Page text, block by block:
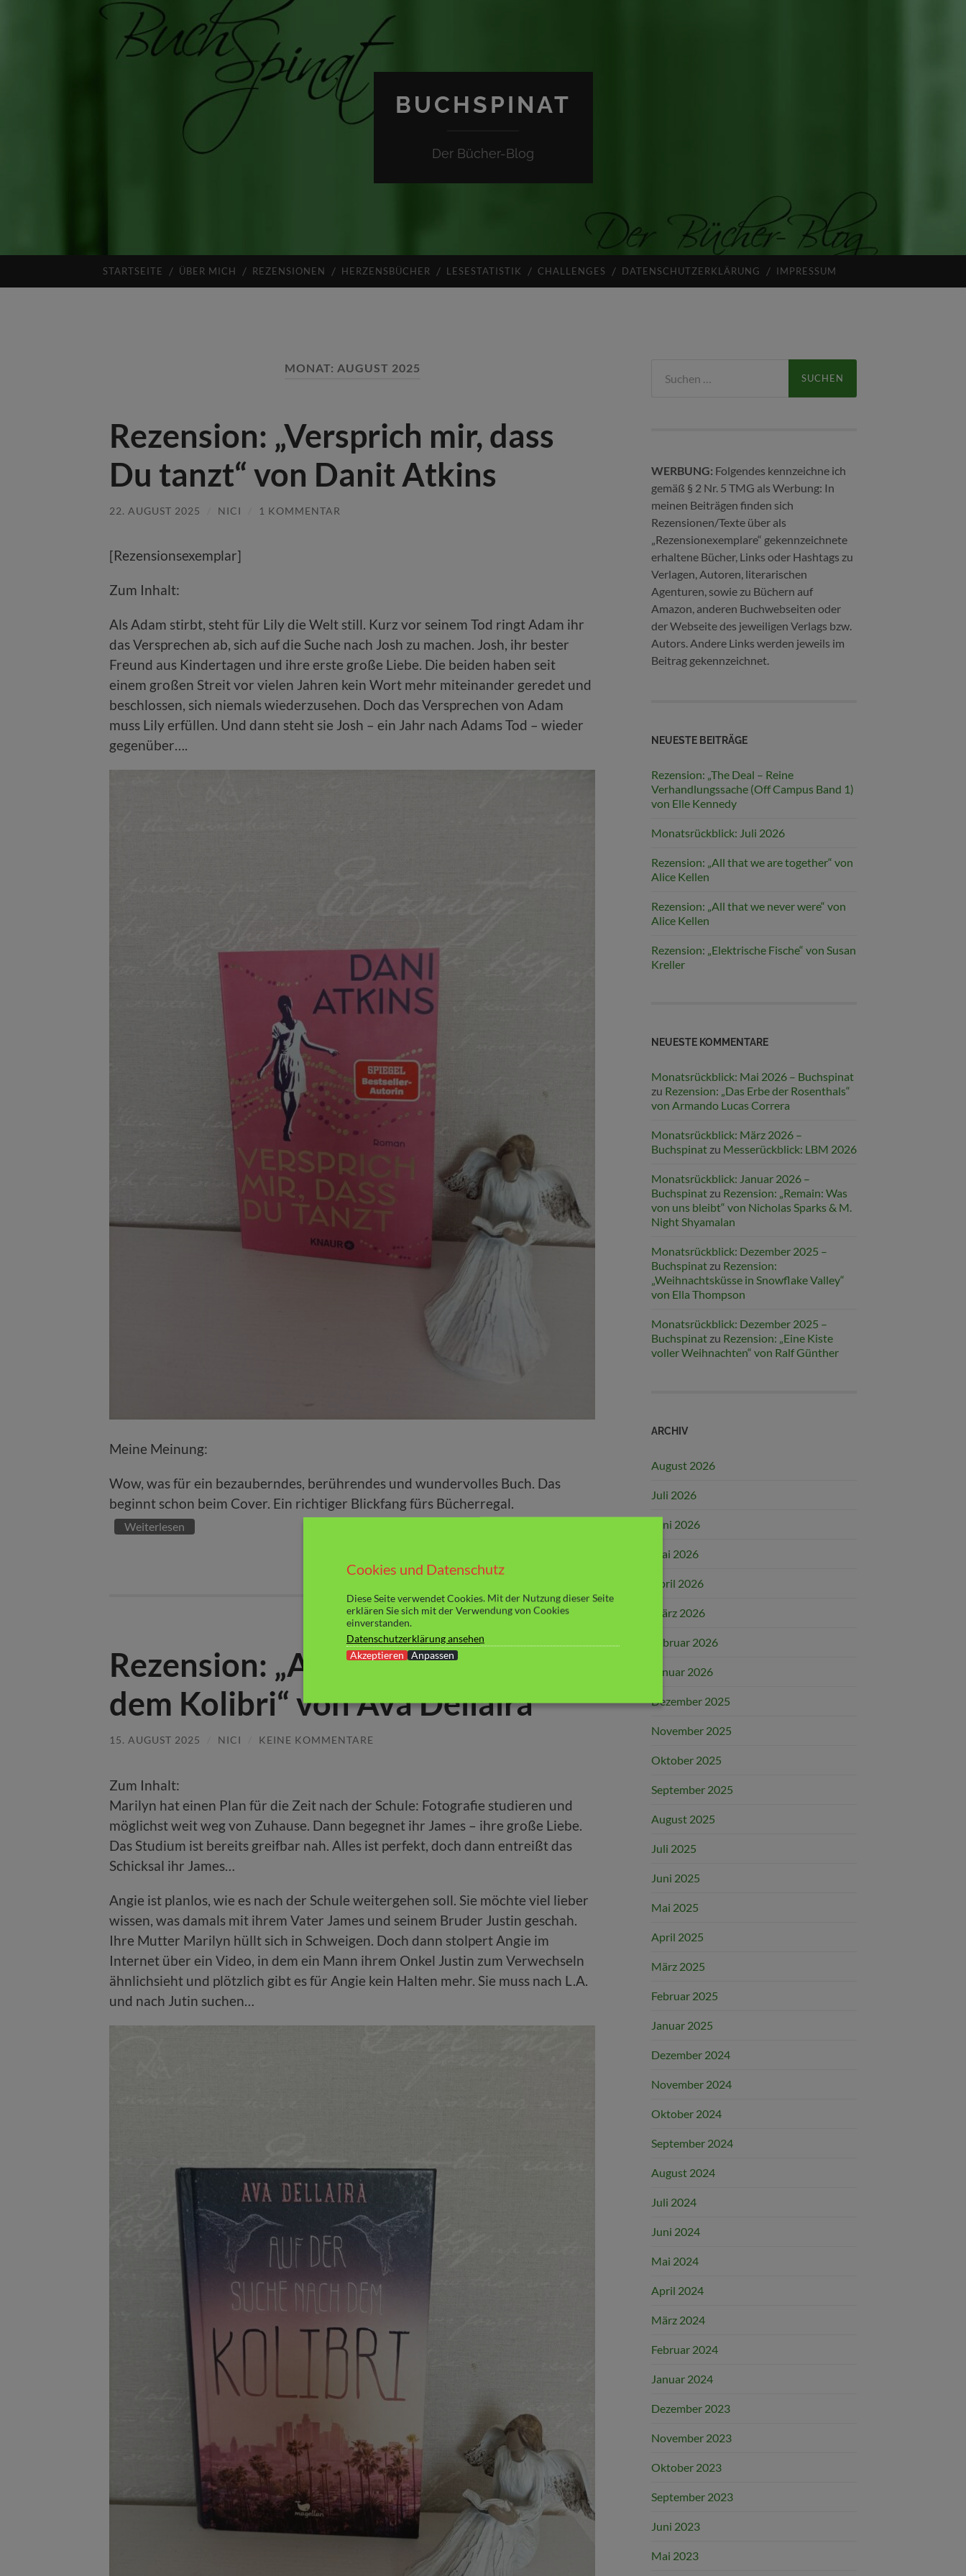
BUCHSPINAT
Der Bücher-Blog
STARTSEITE ÜBER MICH REZENSIONEN HERZENSBÜCHER LESESTATISTIK CHALLENGES DATENSCHUTZERKLÄRUNG IMPRESSUM
MONAT: AUGUST 2025
Rezension: „Versprich mir, dass
Du tanzt“ von Danit Atkins
22. AUGUST 2025 NICI 1 KOMMENTAR
[Rezensionsexemplar]
Zum Inhalt:
Als Adam stirbt, steht für Lily die Welt still. Kurz vor seinem Tod ringt Adam ihr
das Versprechen ab, sich auf die Suche nach Josh zu machen. Josh, ihr bester
Freund aus Kindertagen und ihre erste große Liebe. Die beiden haben seit
einem großen Streit vor vielen Jahren kein Wort mehr miteinander geredet und
beschlossen, sich niemals wiederzusehen. Doch das Versprechen von Adam
muss Lily erfüllen. Und dann steht sie Josh – ein Jahr nach Adams Tod – wieder
gegenüber….
Meine Meinung:
Wow, was für ein bezauberndes, berührendes und wundervolles Buch. Das
beginnt schon beim Cover. Ein richtiger Blickfang fürs Bücherregal.
Weiterlesen
Rezension: „Auf der Suche nach
dem Kolibri“ von Ava Dellaira
15. AUGUST 2025 NICI KEINE KOMMENTARE
Zum Inhalt:
Marilyn hat einen Plan für die Zeit nach der Schule: Fotografie studieren und
möglichst weit weg von Zuhause. Dann begegnet ihr James – ihre große Liebe.
Das Studium ist bereits greifbar nah. Alles ist perfekt, doch dann entreißt das
Schicksal ihr James…
Angie ist planlos, wie es nach der Schule weitergehen soll. Sie möchte viel lieber
wissen, was damals mit ihrem Vater James und seinem Bruder Justin geschah.
Ihre Mutter Marilyn hüllt sich in Schweigen. Doch dann stolpert Angie im
Internet über ein Video, in dem ein Mann ihrem Onkel Justin zum Verwechseln
ähnlichsieht und plötzlich gibt es für Angie kein Halten mehr. Sie muss nach L.A.
und nach Jutin suchen…
nach:
WERBUNG: Folgendes kennzeichne ich
gemäß § 2 Nr. 5 TMG als Werbung: In
meinen Beiträgen finden sich
Rezensionen/Texte über als
„Rezensionexemplare“ gekennzeichnete
erhaltene Bücher, Links oder Hashtags zu
Verlagen, Autoren, literarischen
Agenturen, sowie zu Büchern auf
Amazon, anderen Buchwebseiten oder
der Webseite des jeweiligen Verlags bzw.
Autors. Andere Links werden jeweils im
Beitrag gekennzeichnet.
NEUESTE BEITRÄGE
Rezension: „The Deal – Reine
Verhandlungssache (Off Campus Band 1)
von Elle Kennedy
Monatsrückblick: Juli 2026
Rezension: „All that we are together“ von
Alice Kellen
Rezension: „All that we never were“ von
Alice Kellen
Rezension: „Elektrische Fische“ von Susan
Kreller
NEUESTE KOMMENTARE
Monatsrückblick: Mai 2026 – Buchspinat
zu Rezension: „Das Erbe der Rosenthals“
von Armando Lucas Correra
Monatsrückblick: März 2026 –
Buchspinat zu Messerückblick: LBM 2026
Monatsrückblick: Januar 2026 –
Buchspinat zu Rezension: „Remain: Was
von uns bleibt“ von Nicholas Sparks & M.
Night Shyamalan
Monatsrückblick: Dezember 2025 –
Buchspinat zu Rezension:
„Weihnachtsküsse in Snowflake Valley“
von Ella Thompson
Monatsrückblick: Dezember 2025 –
Buchspinat zu Rezension: „Eine Kiste
voller Weihnachten“ von Ralf Günther
ARCHIV
August 2026
Juli 2026
Juni 2026
Mai 2026
April 2026
März 2026
Februar 2026
Januar 2026
Dezember 2025
November 2025
Oktober 2025
September 2025
August 2025
Juli 2025
Juni 2025
Mai 2025
April 2025
März 2025
Februar 2025
Januar 2025
Dezember 2024
November 2024
Oktober 2024
September 2024
August 2024
Juli 2024
Juni 2024
Mai 2024
April 2024
März 2024
Februar 2024
Januar 2024
Dezember 2023
November 2023
Oktober 2023
September 2023
Juni 2023
Mai 2023
Cookies und Datenschutz
Diese Seite verwendet Cookies. Mit der Nutzung dieser Seite
erklären Sie sich mit der Verwendung von Cookies
einverstanden.
Datenschutzerklärung ansehen
Akzeptieren
Anpassen